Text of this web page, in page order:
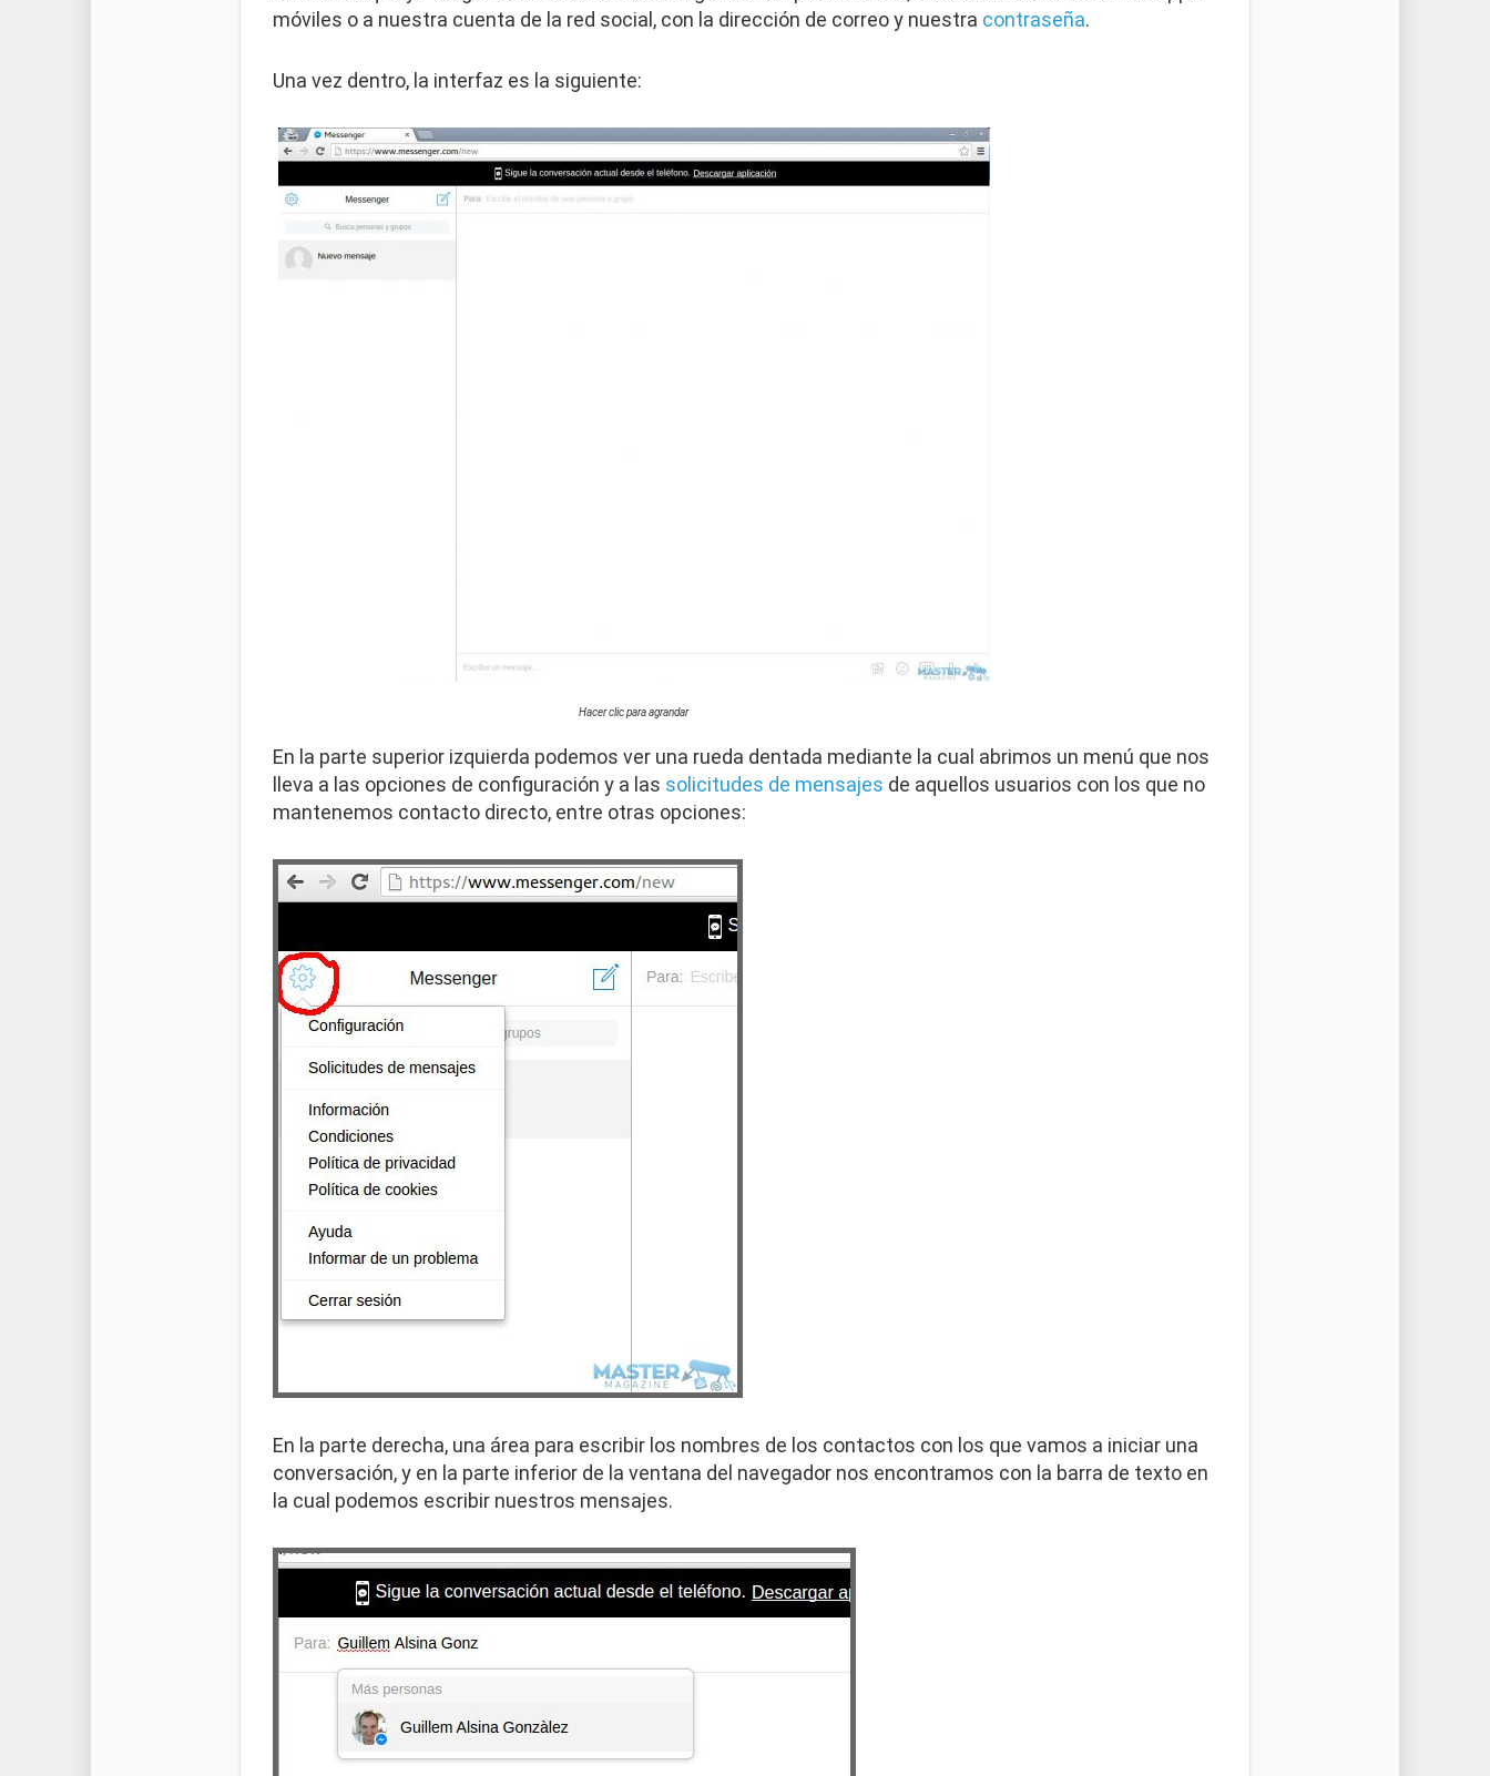
móviles o a nuestra cuenta de la red social, con la dirección de correo y nuestra contraseña.
Una vez dentro, la interfaz es la siguiente:
Hacer clic para agrandar
En la parte superior izquierda podemos ver una rueda dentada mediante la cual abrimos un menú que nos
lleva a las opciones de configuración y a las solicitudes de mensajes de aquellos usuarios con los que no
mantenemos contacto directo, entre otras opciones:
En la parte derecha, una área para escribir los nombres de los contactos con los que vamos a iniciar una
conversación, y en la parte inferior de la ventana del navegador nos encontramos con la barra de texto en
la cual podemos escribir nuestros mensajes.